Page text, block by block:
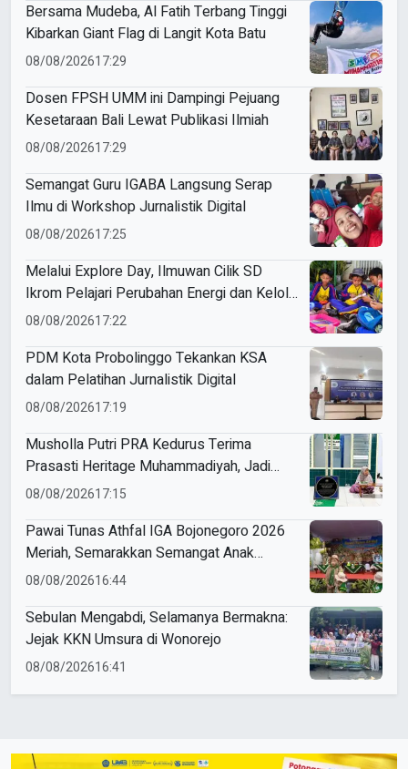
Bersama Mudeba, Al Fatih Terbang Tinggi
Kibarkan Giant Flag di Langit Kota Batu
08/08/202617:29
Dosen FPSH UMM ini Dampingi Pejuang
Kesetaraan Bali Lewat Publikasi Ilmiah
08/08/202617:29
Semangat Guru IGABA Langsung Serap
Ilmu di Workshop Jurnalistik Digital
08/08/202617:25
Melalui Explore Day, Ilmuwan Cilik SD
Ikrom Pelajari Perubahan Energi dan Kelola
Sampah demi Bumi
08/08/202617:22
PDM Kota Probolinggo Tekankan KSA
dalam Pelatihan Jurnalistik Digital
08/08/202617:19
Musholla Putri PRA Kedurus Terima
Prasasti Heritage Muhammadiyah, Jadi
Pengingat Sejarah Dakwah dan Amal Saleh
08/08/202617:15
Pawai Tunas Athfal IGA Bojonegoro 2026
Meriah, Semarakkan Semangat Anak
Sholeh Berkemajuan
08/08/202616:44
Sebulan Mengabdi, Selamanya Bermakna:
Jejak KKN Umsura di Wonorejo
08/08/202616:41